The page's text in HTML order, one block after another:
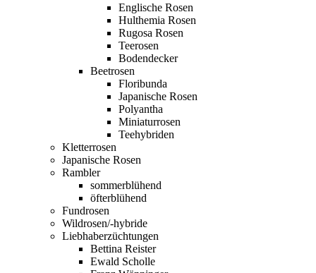
Englische Rosen
Hulthemia Rosen
Rugosa Rosen
Teerosen
Bodendecker
Beetrosen
Floribunda
Japanische Rosen
Polyantha
Miniaturrosen
Teehybriden
Kletterrosen
Japanische Rosen
Rambler
sommerblühend
öfterblühend
Fundrosen
Wildrosen/-hybride
Liebhaberzüchtungen
Bettina Reister
Ewald Scholle